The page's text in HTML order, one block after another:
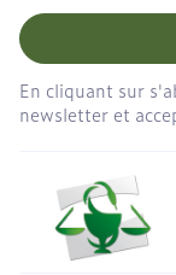
En cliquant sur
newsletter et